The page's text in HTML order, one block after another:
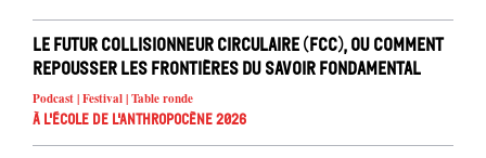
Le Futur Collisionneur Circulaire (FCC), ou comment
repousser les frontières du savoir fondamental
Podcast | Festival | Table ronde
À l'école de l'Anthropocène 2026